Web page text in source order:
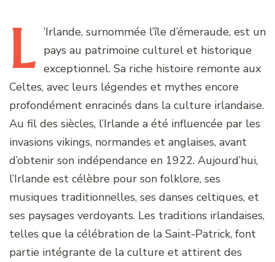
L ’Irlande, surnommée l’île d’émeraude, est un
pays au patrimoine culturel et historique
exceptionnel. Sa riche histoire remonte aux
Celtes, avec leurs légendes et mythes encore
profondément enracinés dans la culture irlandaise.
Au fil des siècles, l’Irlande a été influencée par les
invasions vikings, normandes et anglaises, avant
d’obtenir son indépendance en 1922. Aujourd’hui,
l’Irlande est célèbre pour son folklore, ses
musiques traditionnelles, ses danses celtiques, et
ses paysages verdoyants. Les traditions irlandaises,
telles que la célébration de la Saint-Patrick, font
partie intégrante de la culture et attirent des